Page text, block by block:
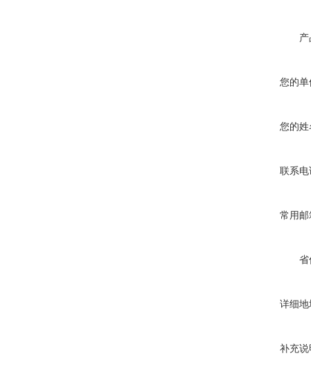
您的单
您的姓
联系电
常用邮
省
详细地
补充说